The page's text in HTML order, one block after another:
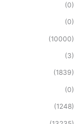
(0)
(0)
(10000)
(3)
(1839)
(0)
(1248)